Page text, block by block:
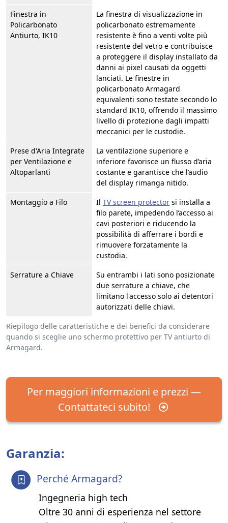
Riepilogo delle caratteristiche e dei benefici da considerare
quando si sceglie uno schermo protettivo per TV antiurto di
Armagard.
Finestra in
Policarbonato
Antiurto, IK10
La finestra di visualizzazione in
policarbonato estremamente
resistente è fino a venti volte più
resistente del vetro e contribuisce
a proteggere il display installato da
danni ai pixel causati da oggetti
lanciati. Le finestre in
policarbonato Armagard
equivalenti sono testate secondo lo
standard IK10, offrendo il massimo
livello di protezione dagli impatti
meccanici per le custodie.
Prese d'Aria Integrate
per Ventilazione e
Altoparlanti
La ventilazione superiore e
inferiore favorisce un flusso d’aria
costante e garantisce che l’audio
del display rimanga nitido.
Montaggio a Filo
Il TV screen protector si installa a
filo parete, impedendo l’accesso ai
cavi posteriori e riducendo la
possibilità di afferrare i bordi e
rimuovere forzatamente la
custodia.
Serrature a Chiave
Su entrambi i lati sono posizionate
due serrature a chiave, che
limitano l'accesso solo ai detentori
autorizzati delle chiavi.
Per maggiori informazioni e prezzi —
Contattateci subito!
Garanzia:
Perché Armagard?
Ingegneria high tech
Oltre 30 anni di esperienza nel settore